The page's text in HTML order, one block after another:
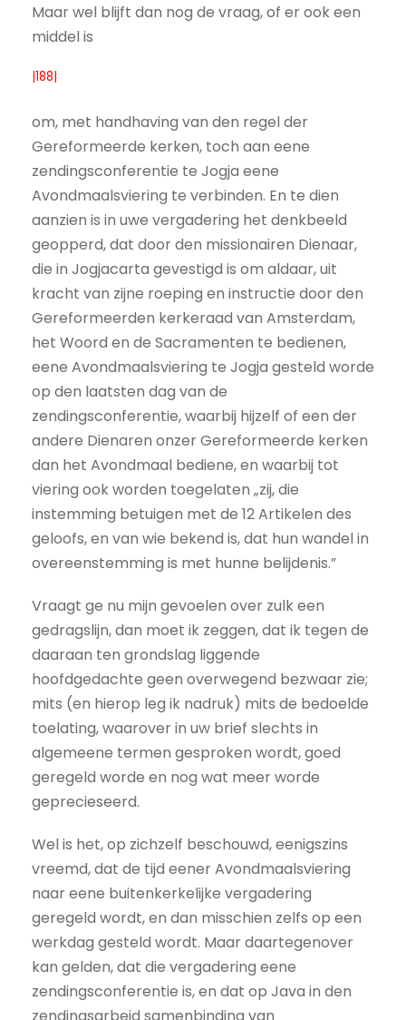
Maar wel blijft dan nog de vraag, of er ook een
middel is
|188|
om, met handhaving van den regel der
Gereformeerde kerken, toch aan eene
zendingsconferentie te Jogja eene
Avondmaalsviering te verbinden. En te dien
aanzien is in uwe vergadering het denkbeeld
geopperd, dat door den missionairen Dienaar,
die in Jogjacarta gevestigd is om aldaar, uit
kracht van zijne roeping en instructie door den
Gereformeerden kerkeraad van Amsterdam,
het Woord en de Sacramenten te bedienen,
eene Avondmaalsviering te Jogja gesteld worde
op den laatsten dag van de
zendingsconferentie, waarbij hijzelf of een der
andere Dienaren onzer Gereformeerde kerken
dan het Avondmaal bediene, en waarbij tot
viering ook worden toegelaten „zij, die
instemming betuigen met de 12 Artikelen des
geloofs, en van wie bekend is, dat hun wandel in
overeenstemming is met hunne belijdenis.”
Vraagt ge nu mijn gevoelen over zulk een
gedragslijn, dan moet ik zeggen, dat ik tegen de
daaraan ten grondslag liggende
hoofdgedachte geen overwegend bezwaar zie;
mits (en hierop leg ik nadruk) mits de bedoelde
toelating, waarover in uw brief slechts in
algemeene termen gesproken wordt, goed
geregeld worde en nog wat meer worde
geprecieseerd.
Wel is het, op zichzelf beschouwd, eenigszins
vreemd, dat de tijd eener Avondmaalsviering
naar eene buitenkerkelijke vergadering
geregeld wordt, en dan misschien zelfs op een
werkdag gesteld wordt. Maar daartegenover
kan gelden, dat die vergadering eene
zendingsconferentie is, en dat op Java in den
zendingsarbeid samenbinding van